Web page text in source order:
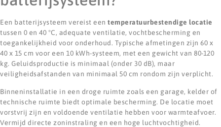
Een batterijsysteem vereist een temperatuurbestendige locatie
tussen 0 en 40 °C, adequate ventilatie, vochtbescherming en
toegankelijkheid voor onderhoud. Typische afmetingen zijn 60 x
40 x 15 cm voor een 10 kWh-systeem, met een gewicht van 80-120
kg. Geluidsproductie is minimaal (onder 30 dB), maar
veiligheidsafstanden van minimaal 50 cm rondom zijn verplicht.
Binneninstallatie in een droge ruimte zoals een garage, kelder of
technische ruimte biedt optimale bescherming. De locatie moet
vorstvrij zijn en voldoende ventilatie hebben voor warmteafvoer.
Vermijd directe zoninstraling en een hoge luchtvochtigheid.